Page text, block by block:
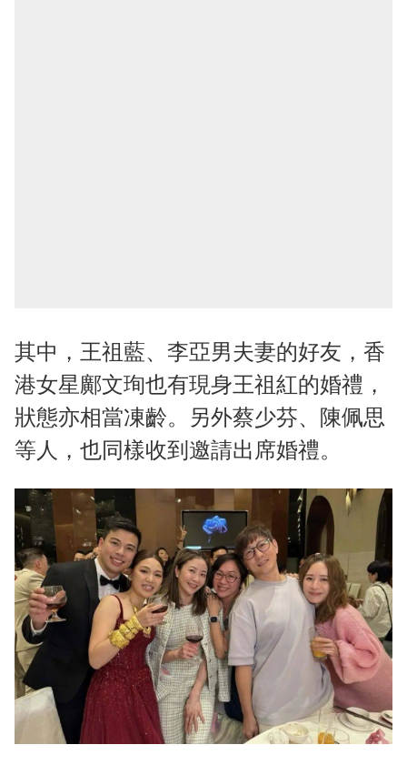
其中，王祖藍、李亞男夫妻的好友，香
港女星鄺文珣也有現身王祖紅的婚禮，
狀態亦相當凍齡。另外蔡少芬、陳佩思
等人，也同樣收到邀請出席婚禮。